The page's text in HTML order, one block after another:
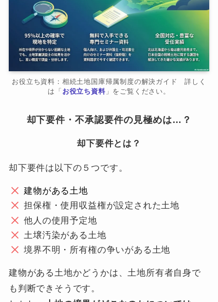
お役立ち資料：相続土地国庫帰属制度の解決ガイド 詳しく
は「 お役立ち資料」をご覧ください。
却下要件・不承認要件の見極めは…？
却下要件とは？
却下要件は以下の５つです。
建物がある土地
担保権・使用収益権が設定された土地
他人の使用予定地
土壌汚染がある土地
境界不明・所有権の争いがある土地
建物がある土地かどうかは、土地所有者自身で
も判断できそうです。